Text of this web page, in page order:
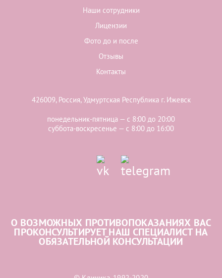
Наши сотрудники
Лицензии
Фото до и после
Отзывы
Контакты
426009, Россия, Удмуртская Республика г. Ижевск
понедельник-пятница — с 8:00 до 20:00
суббота-воскресенье — с 8:00 до 16:00
О ВОЗМОЖНЫХ ПРОТИВОПОКАЗАНИЯХ ВАС
ПРОКОНСУЛЬТИРУЕТ НАШ СПЕЦИАЛИСТ НА
ОБЯЗАТЕЛЬНОЙ КОНСУЛЬТАЦИИ